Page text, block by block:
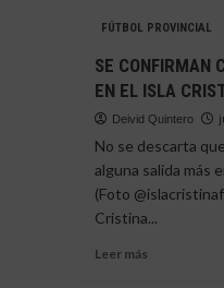
RECREATIVO
PRESENTA
A
SU
TÉCNICO
FÚTBOL PROVINCIAL
SE CONFIRMAN
EN EL ISLA
Deivid Quintero
No se descarta
alguna salida más
(Foto
Cristina...
Leer más